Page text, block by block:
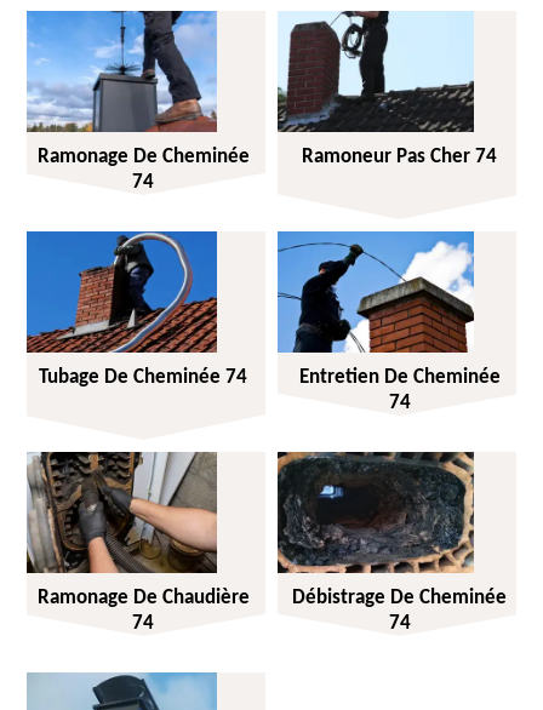
Ramonage De Cheminée
74
Ramoneur Pas Cher 74
Tubage De Cheminée 74
Entretien De Cheminée
74
Ramonage De Chaudière
74
Débistrage De Cheminée
74